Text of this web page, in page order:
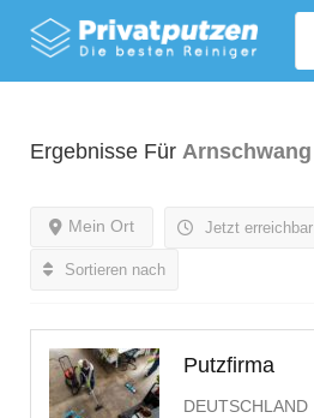
Ergebnisse Für Arnschwang
Jetzt erreichbar
Mein Ort
Sortieren nach
Putzfirma
DEUTSCHLAND